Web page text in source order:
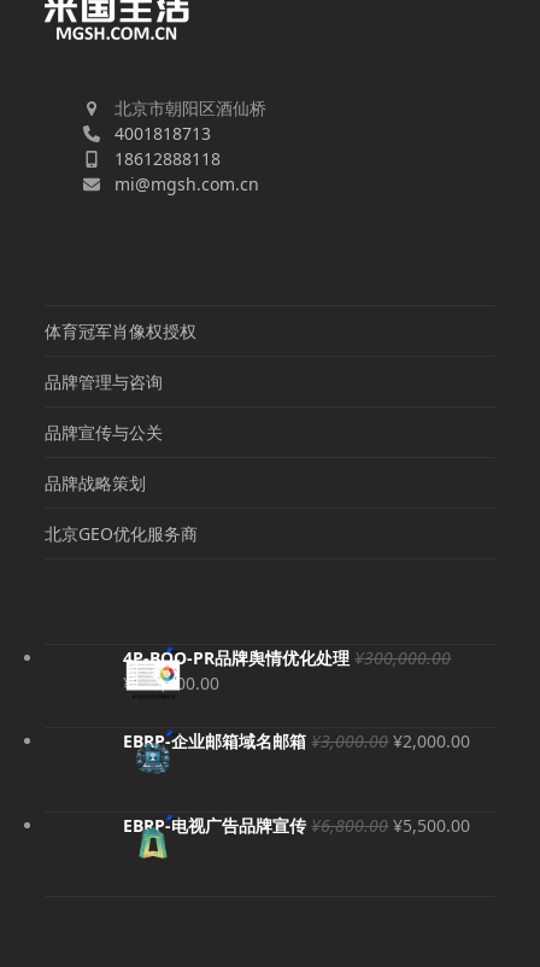
北京市朝阳区酒仙桥
4001818713
18612888118
mi@mgsh.com.cn
体育冠军肖像权授权
品牌管理与咨询
品牌宣传与公关
品牌战略策划
北京GEO优化服务商
4P-BOO-PR品牌舆情优化处理 ¥300,000.00
原
为：
¥300,000.00。
¥280,000.00当
价
格
EBRP-企业邮箱域名邮箱 ¥3,000.00 原
¥3,000.00。
¥2,000.00当
EBRP-电视广告品牌宣传 ¥6,800.00 原
¥5,500.00当